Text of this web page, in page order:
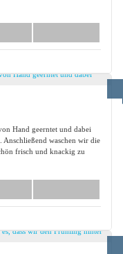
Hand geerntet und dabei
Anschließend waschen wir die
frisch und knackig zu